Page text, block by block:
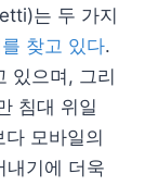
는 두 가지
찾고 있다.
있으며, 그리
침대 위일
모바일의
내기에 더욱